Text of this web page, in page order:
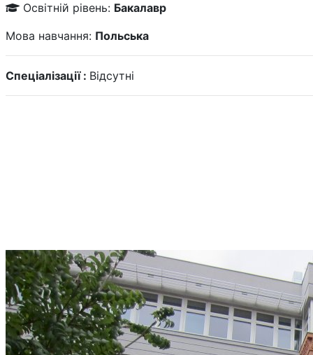
Освітній рівень: Бакалавр
Мова навчання: Польська
Спеціалізації : Відсутні